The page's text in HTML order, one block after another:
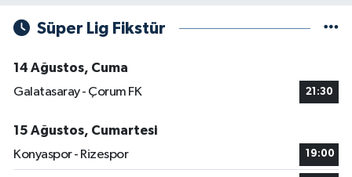
Süper Lig Fikstür
14 Ağustos, Cuma
Galatasaray - Çorum FK
21:30
15 Ağustos, Cumartesi
Konyaspor - Rizespor
19:00